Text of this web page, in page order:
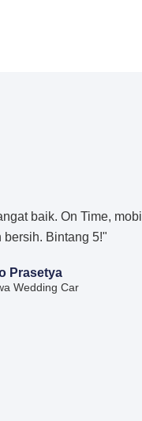
baik. On Time, mobil
bersih. Bintang 5!"
Prasetya
Wedding Car